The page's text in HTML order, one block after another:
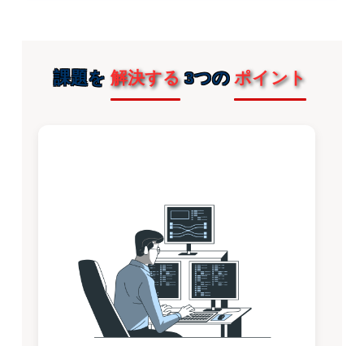
課題を 解決する 3つの ポイント